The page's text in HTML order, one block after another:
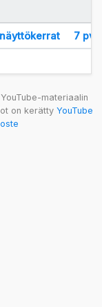
näyttökerrat 7 pv
YouTube-materiaalin
on kerätty YouTube